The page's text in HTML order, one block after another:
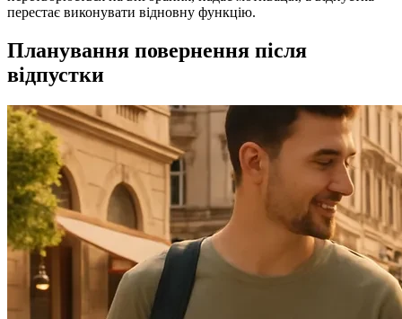
перестає виконувати відновну функцію.
Планування повернення після
відпустки